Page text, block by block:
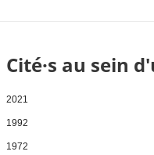
Cité·s au sein
2021
1992
1972